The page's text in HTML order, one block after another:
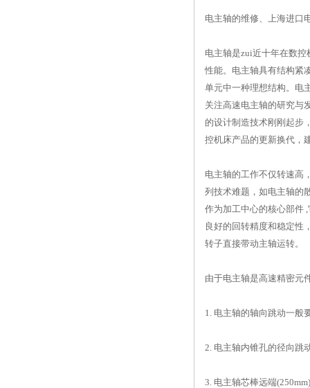
电主轴的维修、上海进口
电主轴是zui近十年在数
性能。电主轴具有结构紧
单元中一种理想结构。电
关注高速电主轴的研究与
的设计制造技术刚刚起步
控机床产品的更新换代，
电主轴的工作不仅转速高
列技术难题，如电主轴的
作为加工中心的核心部件
良好的回转精度和稳定性
转子直接带动主轴运转。
由于电主轴是高速精密元
1. 电主轴的轴向跳动一般
2. 电主轴内锥孔的径向跳
3. 电主轴芯棒远端